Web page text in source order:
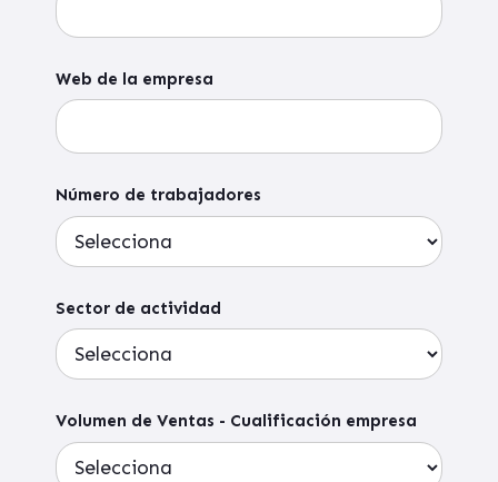
Web de la empresa
Número de trabajadores
Sector de actividad
Volumen de Ventas - Cualificación empresa